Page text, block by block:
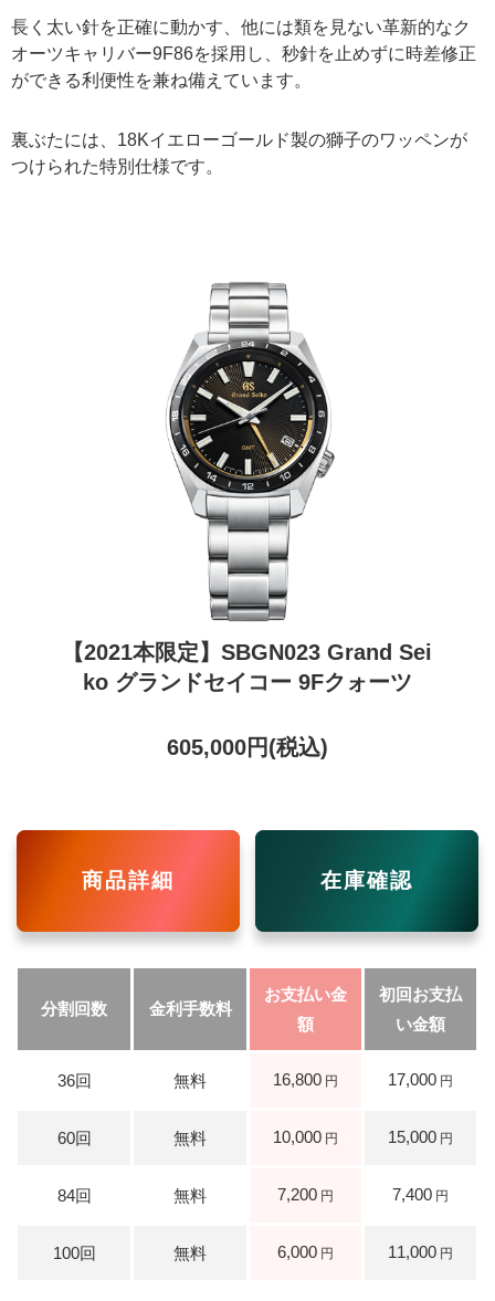
長く太い針を正確に動かす、他には類を見ない革新的なク
オーツキャリバー9F86を採用し、秒針を止めずに時差修正
ができる利便性を兼ね備えています。
裏ぶたには、18Kイエローゴールド製の獅子のワッペンが
つけられた特別仕様です。
【2021本限定】SBGN023 Grand Sei
ko グランドセイコー 9Fクォーツ
605,000円(税込)
商品詳細 在庫確認
16,800 17,000
10,000 15,000
7,200 7,400
6,000 11,000